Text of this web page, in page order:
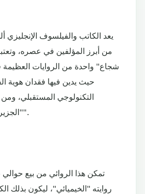
يعد الكاتب والفيلسوف
من أبرز المؤلفين في عصره،
شجاع" واحدة من الروايات
حيث يدين فيها فقدان هوية
التكنولوجي المستقبلي، ومن
"الجزيرة"، و"أبواب الإدراك".
روايته "الخيميائي"، ليكون بذلك